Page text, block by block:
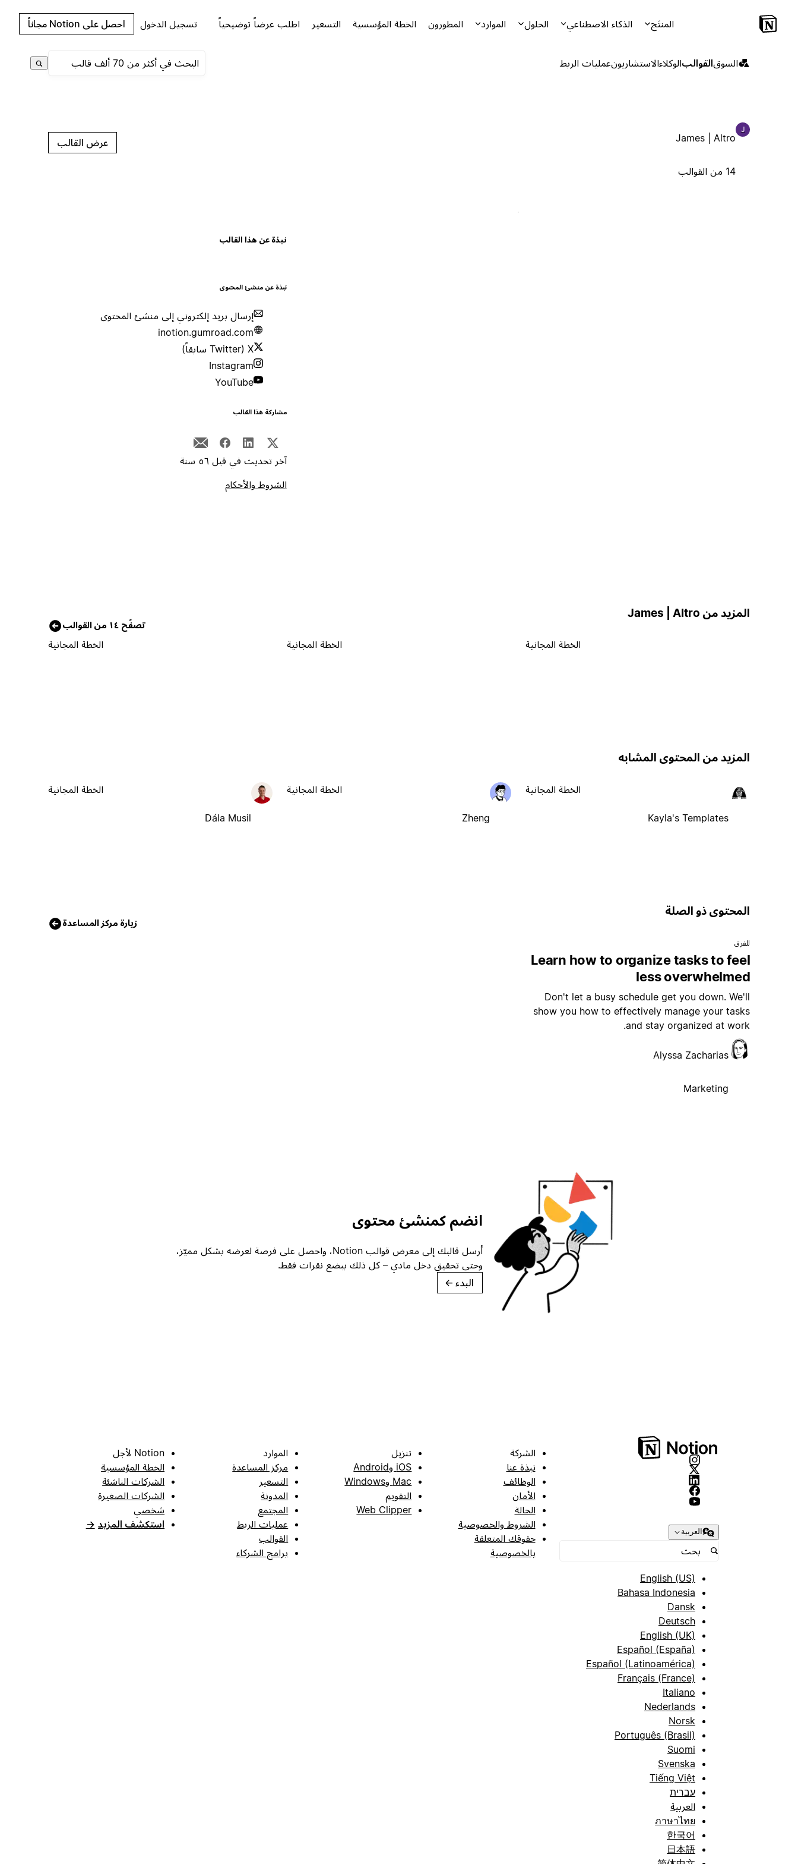
المنتَج الذكاء الاصطناعي الحلول الموارد المطورون الخطة المؤسسية التسعير اطلب عرضاً توضيحياً تسجيل الدخول احصل على Notion مجاناً
السوقالقوالبالوكلاءالاستشاريونعمليات الربط
J
James | Altro
14 من القوالب
عرض القالب
نبذة عن هذا القالب
نبذة عن منشئ المحتوى
إرسال بريد إلكتروني إلى منشئ المحتوى
inotion.gumroad.com
X (Twitter سابقاً)
Instagram
YouTube
مشاركة هذا القالب
آخر تحديث في قبل ٥٦ سنة
الشروط والأحكام
المزيد من James | Altro
تصفّح ١٤ من القوالب
الخطة المجانية الخطة المجانية الخطة المجانية
المزيد من المحتوى المشابه
Kayla's Templates
الخطة المجانية
Zheng
الخطة المجانية
Dála Musil
الخطة المجانية
المحتوى ذو الصلة
زيارة مركز المساعدة
للفرق
Learn how to organize tasks to feel
less overwhelmed
Don't let a busy schedule get you down. We'll
show you how to effectively manage your tasks
and stay organized at work.
Alyssa Zacharias
Marketing
انضم كمنشئ محتوى
أرسل قالبك إلى معرض قوالب Notion، واحصل على فرصة لعرضه بشكل مميّز،
وحتى تحقيق دخل مادي – كل ذلك ببضع نقرات فقط.
البدء →
العربية
English (US)
Bahasa Indonesia
Dansk
Deutsch
English (UK)
Español (España)
Español (Latinoamérica)
Français (France)
Italiano
Nederlands
Norsk
Português (Brasil)
Suomi
Svenska
Tiếng Việt
עברית
العربية
ภาษาไทย
한국어
日本語
الشركة
نبذة عنا
الوظائف
الأمان
الحالة
الشروط والخصوصية
حقوقك المتعلقة
بالخصوصية
تنزيل
iOS وAndroid
Mac وWindows
التقويم
Web Clipper
الموارد
مركز المساعدة
التسعير
المدونة
المجتمع
عمليات الربط
القوالب
برامج الشركاء
Notion لأجل
الخطة المؤسسية
الشركات الناشئة
الشركات الصغيرة
شخصي
استكشف المزيد →